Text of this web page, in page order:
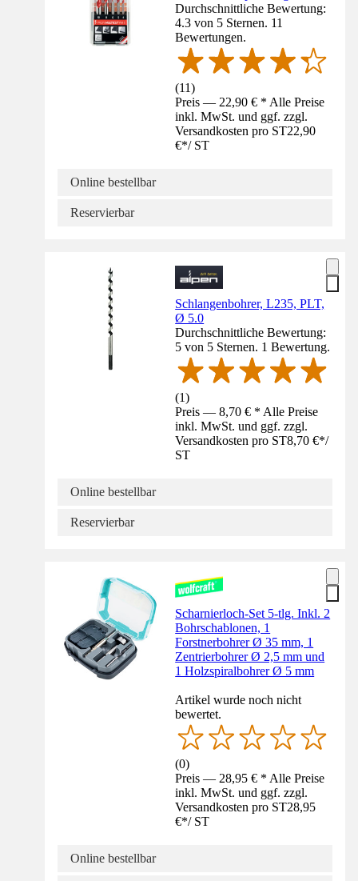
Durchschnittliche Bewertung:
4.3 von 5 Sternen. 11
Bewertungen.
(11)
Preis — 22,90 € * Alle Preise
inkl. MwSt. und ggf. zzgl.
Versandkosten pro ST22,90
€*/ ST
Online bestellbar
Reservierbar
Schlangenbohrer, L235, PLT,
Ø 5.0
Durchschnittliche Bewertung:
5 von 5 Sternen. 1 Bewertung.
(1)
Preis — 8,70 € * Alle Preise
inkl. MwSt. und ggf. zzgl.
Versandkosten pro ST8,70 €*/
ST
Online bestellbar
Reservierbar
Scharnierloch-Set 5-tlg. Inkl. 2
Bohrschablonen, 1
Forstnerbohrer Ø 35 mm, 1
Zentrierbohrer Ø 2,5 mm und
1 Holzspiralbohrer Ø 5 mm
Artikel wurde noch nicht
bewertet.
(0)
Preis — 28,95 € * Alle Preise
inkl. MwSt. und ggf. zzgl.
Versandkosten pro ST28,95
€*/ ST
Online bestellbar